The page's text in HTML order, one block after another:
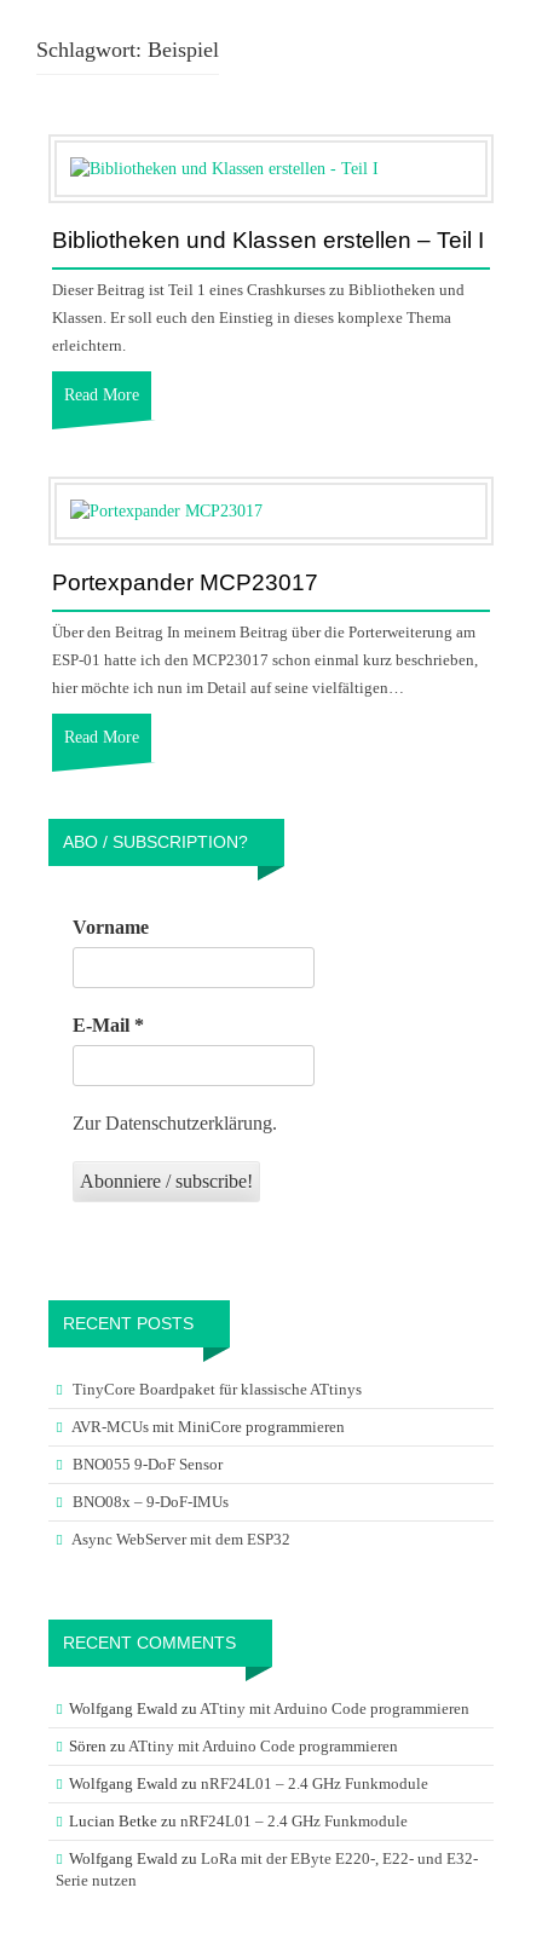
Schlagwort: Beispiel
Bibliotheken und Klassen erstellen – Teil I
Dieser Beitrag ist Teil 1 eines Crashkurses zu Bibliotheken und
Klassen. Er soll euch den Einstieg in dieses komplexe Thema
erleichtern.
Read More
Portexpander MCP23017
Über den Beitrag In meinem Beitrag über die Porterweiterung am
ESP-01 hatte ich den MCP23017 schon einmal kurz beschrieben,
hier möchte ich nun im Detail auf seine vielfältigen…
Read More
ABO / SUBSCRIPTION?
Vorname
E-Mail *
Zur Datenschutzerklärung.
RECENT POSTS
TinyCore Boardpaket für klassische ATtinys
AVR-MCUs mit MiniCore programmieren
BNO055 9-DoF Sensor
BNO08x – 9-DoF-IMUs
Async WebServer mit dem ESP32
RECENT COMMENTS
Wolfgang Ewald zu ATtiny mit Arduino Code programmieren
Sören zu ATtiny mit Arduino Code programmieren
Wolfgang Ewald zu nRF24L01 – 2.4 GHz Funkmodule
Lucian Betke zu nRF24L01 – 2.4 GHz Funkmodule
Wolfgang Ewald zu LoRa mit der EByte E220-, E22- und E32-
Serie nutzen